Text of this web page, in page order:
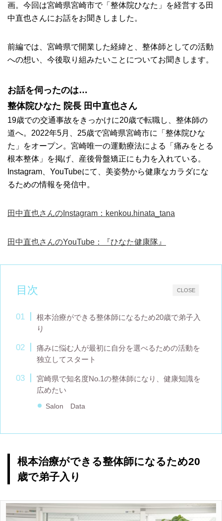
画。今回は宮崎県宮崎市で「整体院ひなた」を経営する田
中直也さんにお話をお聞きしました。
前編では、宮崎県で開業した経緯と、整体師としての活動
への想い、今後取り組みたいことについてお聞きします。
お話を伺ったのは…
整体院ひなた 院長 田中直也さん
19歳での交通事故をきっかけに20歳で転職し、整体師の
道へ。2022年5月、25歳で宮崎県宮崎市に「整体院ひな
た」をオープン。宮崎唯一の運動療法による「痛みをとる
根本整体」を掲げ、産後骨盤矯正にも力を入れている。
Instagram、YouTubeにて、美姿勢から健康なカラダにな
るための情報を発信中。
田中直也さんのInstagram：kenkou.hinata_tana
田中直也さんのYouTube：『ひなた健康隊』
CLOSE
目次
根本治療ができる整体師になるため20歳で弟子入
り
痛みに悩む人が最初に自分を選べるための活動を
独立してスタート
宮崎県で知名度No.1の整体師になり、健康知識を
広めたい
Salon Data
根本治療ができる整体師になるため20
歳で弟子入り